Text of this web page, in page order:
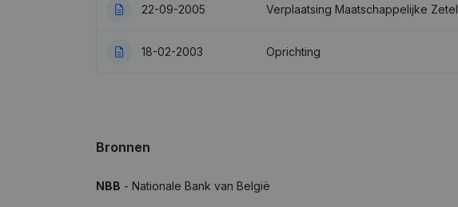
22-09-2005 Verplaatsing Maatschappelijke Zetel
18-02-2003 Oprichting
Bronnen
NBB - Nationale Bank van België